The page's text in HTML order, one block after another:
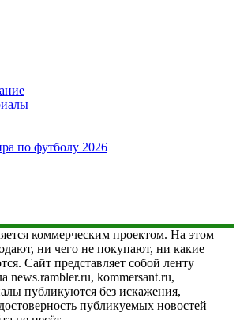
по футболу 2026
коммерческим проектом. На этом
ни чего не покупают, ни какие
Сайт представляет собой ленту
news.rambler.ru, kommersant.ru,
публикуются без искажения,
публикуемых новостей